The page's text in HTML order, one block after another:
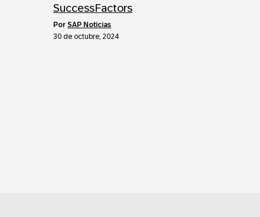
SuccessFactors
por SAP Noticias
30 de octubre, 2024